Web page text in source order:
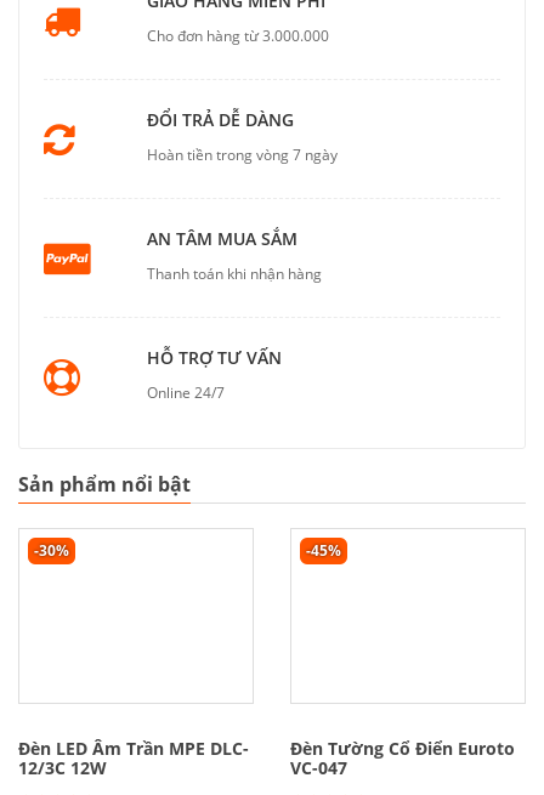
Cho đơn hàng từ 3.000.000
ĐỔI TRẢ DỄ DÀNG
Hoàn tiền trong vòng 7 ngày
AN TÂM MUA SẮM
Thanh toán khi nhận hàng
HỖ TRỢ TƯ VẤN
Online 24/7
Sản phẩm nổi bật
-30%
Đèn LED Âm Trần MPE DLC-
12/3C 12W
-45%
Đèn Tường Cổ Điển Euroto
VC-047